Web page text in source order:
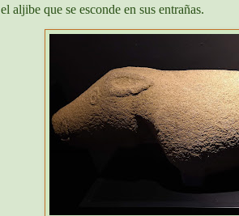
el aljibe que se esconde en sus entrañas.